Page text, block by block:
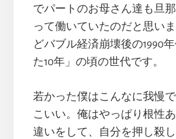
でパートのお母さん達も旦
って働いていたのだと思い
どバブル経済崩壊後の1990
た10年」の頃の世代です。
若かった僕はこんなに我慢
こいい。俺はやっぱり根性
違いをして、自分を押し殺